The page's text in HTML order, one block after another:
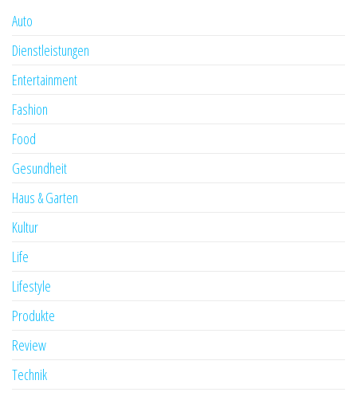
Auto
Dienstleistungen
Entertainment
Fashion
Food
Gesundheit
Haus & Garten
Kultur
Life
Lifestyle
Produkte
Review
Technik